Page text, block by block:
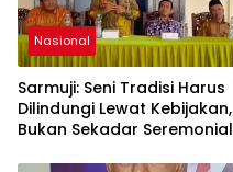
Nasional
Sarmuji: Seni Tradisi Harus
Dilindungi Lewat Kebijakan,
Bukan Sekadar Seremonial